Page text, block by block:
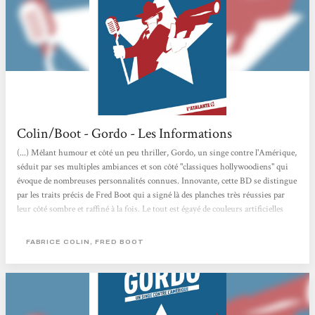
Colin/Boot - Gordo - Les Informations
(...) Mêlant humour et côté un peu thriller, Gordo, un singe contre l'Amérique,
séduit par ses multiples ambiances et son côté "classiques hollywoodiens" qui
évoque de nombreuses personnalités connues. Innovante, cette BD se distingue
par les traits précis de Fred Boot qui a signé là des planches très réussies par
leur côté sombre et raffiné à la fois. Le tout est égayé de couleurs artificielles
manque pas d'intérêt, cette...
FABRICE COLIN, FRED BOOT